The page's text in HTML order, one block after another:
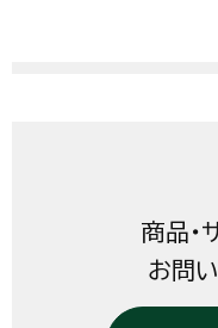
商品・
お問